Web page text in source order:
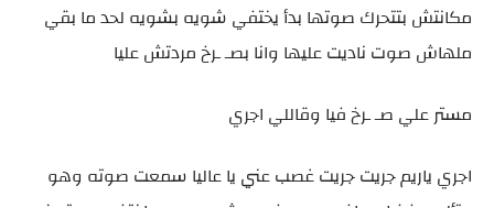
مكانتش بتتحرك صوتها بدأ يختفي شويه بشويه لحد ما بقي
ملهاش صوت ناديت عليها وانا بصـ ـرخ مردتش عليا
مستر علي صـ ـرخ فيا وقاللي اجري
اجري ياريم جريت جريت غصب عني يا عاليا سمعت صوته وهو